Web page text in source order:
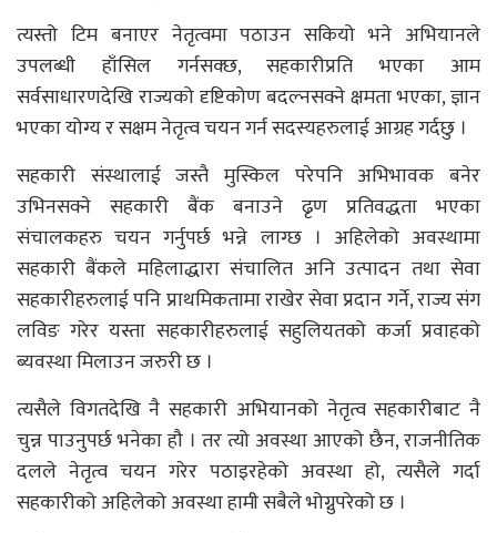
त्यस्तो टिम बनाएर नेतृत्वमा पठाउन सकियो भने अभियानले
उपलब्धी हाँसिल गर्नसक्छ, सहकारीप्रति भएका आम
सर्वसाधारणदेखि राज्यको दृष्टिकोण बदल्नसक्ने क्षमता भएका, ज्ञान
भएका योग्य र सक्षम नेतृत्व चयन गर्न सदस्यहरुलाई आग्रह गर्दछु ।
सहकारी संस्थालाई जस्तै मुस्किल परेपनि अभिभावक बनेर
उभिनसक्ने सहकारी बैंक बनाउने ढृण प्रतिवद्धता भएका
संचालकहरु चयन गर्नुपर्छ भन्ने लाग्छ । अहिलेको अवस्थामा
सहकारी बैंकले महिलाद्धारा संचालित अनि उत्पादन तथा सेवा
सहकारीहरुलाई पनि प्राथमिकतामा राखेर सेवा प्रदान गर्ने, राज्य संग
लविङ गरेर यस्ता सहकारीहरुलाई सहुलियतको कर्जा प्रवाहको
ब्यवस्था मिलाउन जरुरी छ ।
त्यसैले विगतदेखि नै सहकारी अभियानको नेतृत्व सहकारीबाट नै
चुन्न पाउनुपर्छ भनेका हौ । तर त्यो अवस्था आएको छैन, राजनीतिक
दलले नेतृत्व चयन गरेर पठाइरहेको अवस्था हो, त्यसैले गर्दा
सहकारीको अहिलेको अवस्था हामी सबैले भोग्नुपरेको छ ।